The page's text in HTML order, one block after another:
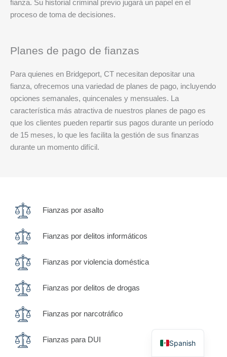
fianza. Su historial criminal previo jugará un papel en el
proceso de toma de decisiones.
Planes de pago de fianzas
Para quienes en Bridgeport, CT necesitan depositar una
fianza, ofrecemos una variedad de planes de pago, incluyendo
opciones semanales, quincenales y mensuales. La
característica más atractiva de nuestros planes de pago es
que los clientes pueden repartir sus pagos durante un período
de 15 meses, lo que les facilita la gestión de sus finanzas
durante un momento difícil.
Fianzas por asalto
Fianzas por delitos informáticos
Fianzas por violencia doméstica
Fianzas por delitos de drogas
Fianzas por narcotráfico
Fianzas para DUI Spanish